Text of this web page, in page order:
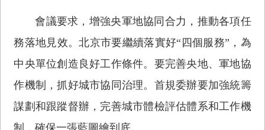
會議要求，增強央軍地協同合力，推動各項任
務落地見效。北京市要繼續落實好“四個服務”，為
中央單位創造良好工作條件。要完善央地、軍地協
作機制，抓好城市協同治理。首規委辦要加強統籌
謀劃和跟蹤督辦，完善城市體檢評估體系和工作機
制，確保一張藍圖繪到底。